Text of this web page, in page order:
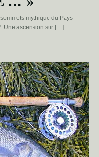
mythique du Pays
Une ascension sur […]